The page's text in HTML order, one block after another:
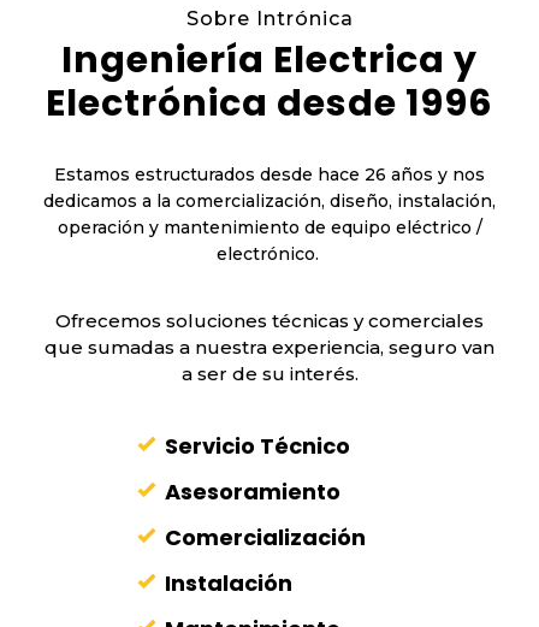
Sobre Intrónica
Ingeniería Electrica y
Electrónica desde 1996
Estamos estructurados desde hace 26 años y nos
dedicamos a la comercialización, diseño, instalación,
operación y mantenimiento de equipo eléctrico /
electrónico.
Ofrecemos soluciones técnicas y comerciales
que sumadas a nuestra experiencia, seguro van
a ser de su interés.
Servicio Técnico
Asesoramiento
Comercialización
Instalación